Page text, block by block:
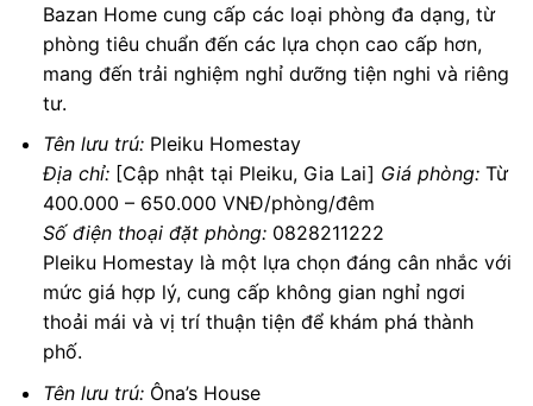
Bazan Home cung cấp các loại phòng đa dạng, từ
phòng tiêu chuẩn đến các lựa chọn cao cấp hơn,
mang đến trải nghiệm nghỉ dưỡng tiện nghi và riêng
tư.
Tên lưu trú:Pleiku Homestay
Địa chỉ:[Cập nhật tại Pleiku, Gia Lai] Giá phòng:Từ
400.000 – 650.000 VNĐ/phòng/đêm
Số điện thoại đặt phòng:0828211222
Pleiku Homestay là một lựa chọn đáng cân nhắc với
mức giá hợp lý, cung cấp không gian nghỉ ngơi
thoải mái và vị trí thuận tiện để khám phá thành
phố.
Tên lưu trú:Ôna’s House